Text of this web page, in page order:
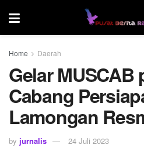
Home Daerah
Gelar MUSCAB
Cabang
Lamongan
by jurnalis 24 Juli 2023